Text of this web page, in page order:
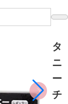
タ
ニ
ー
チ